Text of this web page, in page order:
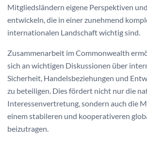
Mitgliedsländern eigene Perspektiven
entwickeln, die in einer zunehmend
internationalen Landschaft wichtig sind.
Zusammenarbeit im Commonwealth
sich an wichtigen Diskussionen über
Sicherheit, Handelsbeziehungen und
zu beteiligen. Dies fördert nicht nur die
Interessenvertretung, sondern auch die
einem stabileren und kooperativeren
beizutragen.